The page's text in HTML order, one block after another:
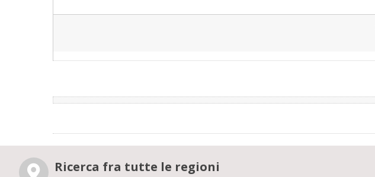
Ricerca fra tutte le regioni